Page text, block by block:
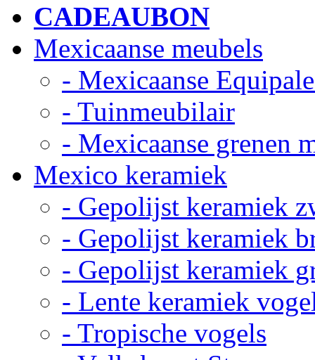
CADEAUBON
Mexicaanse meubels
- Mexicaanse
- Tuinmeubilair
- Mexicaanse grenen
Mexico keramiek
- Gepolijst keramiek
- Gepolijst keramiek
- Gepolijst keramiek
- Lente keramiek
- Tropische vogels